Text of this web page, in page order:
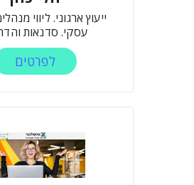
ייעוץ ארגוני. ליווי
עסקי. סדנאות
לפרטים